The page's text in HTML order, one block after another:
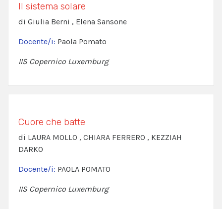
Il sistema solare
di Giulia Berni , Elena Sansone
Docente/i: Paola Pomato
IIS Copernico Luxemburg
Cuore che batte
di LAURA MOLLO , CHIARA FERRERO , KEZZIAH
DARKO
Docente/i: PAOLA POMATO
IIS Copernico Luxemburg